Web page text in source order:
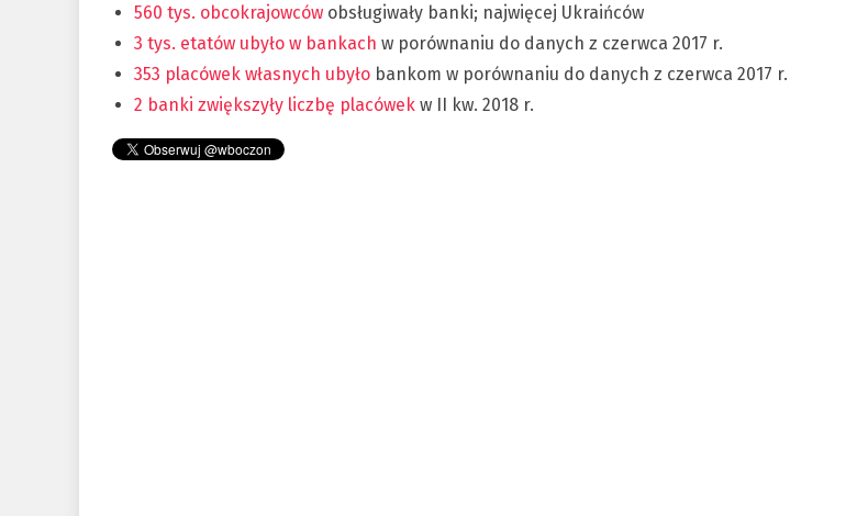
560 tys. obcokrajowców obsługiwały banki; najwięcej Ukraińców
3 tys. etatów ubyło w bankach w porównaniu do danych z czerwca 2017 r.
353 placówek własnych ubyło bankom w porównaniu do danych z czerwca 2017 r.
2 banki zwiększyły liczbę placówek w II kw. 2018 r.